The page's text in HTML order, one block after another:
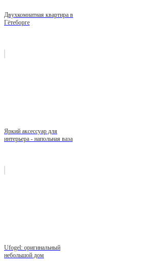
Двухкомнатная квартира в
Гётеборге
Яркий аксессуар для
интерьера - напольная ваза
Ufogel: оригинальный
небольшой дом